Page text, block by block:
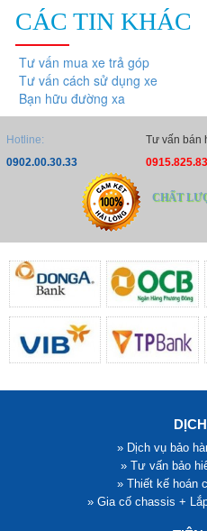
CÁC TIN KHÁC
Tư vấn mua xe trả góp
Tư vấn cách sử dụng xe
Bạn hữu đường xa
Hotline:
0902.00.30.33
Tư vấn bán
CHẤT
» Dịch vụ bảo
» Tư vấn bảo
» Thiết kế hoán
» Gia cố chassis +